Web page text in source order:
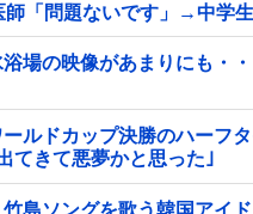
「問題ないです」→中学
た」
場の映像があまりにも・・
ールドカップ決勝のハーフ
てきて悪夢かと思った｣
竹島ソングを歌う韓国アイ